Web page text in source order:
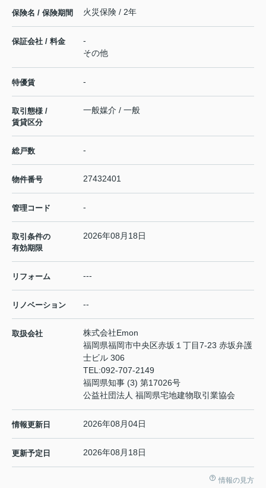
保険名 / 保険期間 火災保険 / 2年
保証会社 / 料金
-
その他
特優賃 -
取引態様 /
賃貸区分
一般媒介 / 一般
総戸数 -
物件番号 27432401
管理コード -
取引条件の
有効期限
2026年08月18日
リフォーム ---
リノベーション --
取扱会社
株式会社Emon
福岡県福岡市中央区赤坂１丁目7-23 赤坂弁護
士ビル 306
TEL:092-707-2149
福岡県知事 (3) 第17026号
公益社団法人 福岡県宅地建物取引業協会
情報更新日 2026年08月04日
更新予定日 2026年08月18日
情報の見方